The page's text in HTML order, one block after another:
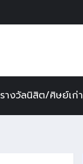
รางวัลนิสิต/ศิษย์เก่า